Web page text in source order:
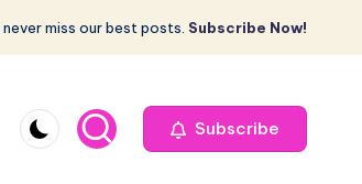
miss our best posts. Subscribe Now!
Subscribe